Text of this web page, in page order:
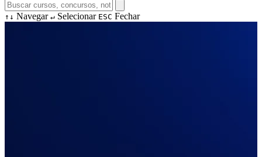
↑↓ Navegar ↵ Selecionar ESC Fechar